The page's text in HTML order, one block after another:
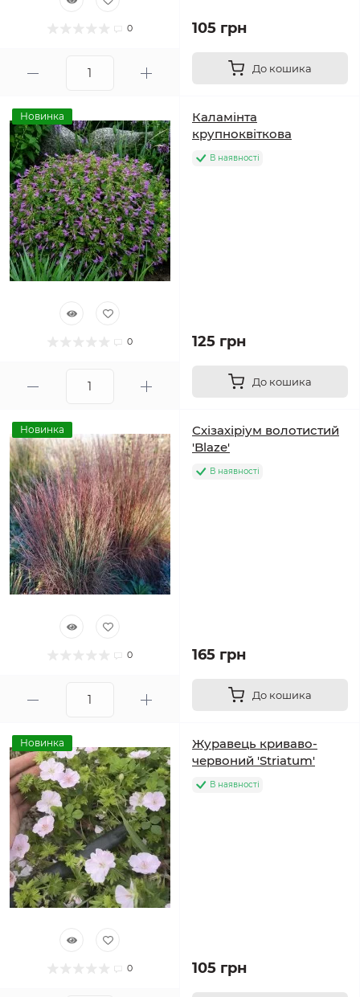
0 105 грн
До кошика
Новинка
0
Каламінта
крупноквіткова
В наявності
125 грн
До кошика
Новинка
0
Схізахіріум волотистий
'Blaze'
В наявності
165 грн
До кошика
Новинка
0
Журавець криваво-
червоний 'Striatum'
В наявності
105 грн